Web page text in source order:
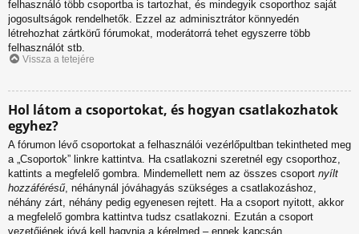
felhasználó több csoportba is tartozhat, és mindegyik csoporthoz saját
jogosultságok rendelhetők. Ezzel az adminisztrátor könnyedén
létrehozhat zártkörű fórumokat, moderátorrá tehet egyszerre több
felhasználót stb.
Vissza a tetejére
Hol látom a csoportokat, és hogyan csatlakozhatok
egyhez?
A fórumon lévő csoportokat a felhasználói vezérlőpultban tekintheted meg
a „Csoportok” linkre kattintva. Ha csatlakozni szeretnél egy csoporthoz,
kattints a megfelelő gombra. Mindemellett nem az összes csoport nyílt
hozzáférésű, néhánynál jóváhagyás szükséges a csatlakozáshoz,
néhány zárt, néhány pedig egyenesen rejtett. Ha a csoport nyitott, akkor
a megfelelő gombra kattintva tudsz csatlakozni. Ezután a csoport
vezetőjének jóvá kell hagynia a kérelmed – ennek kapcsán